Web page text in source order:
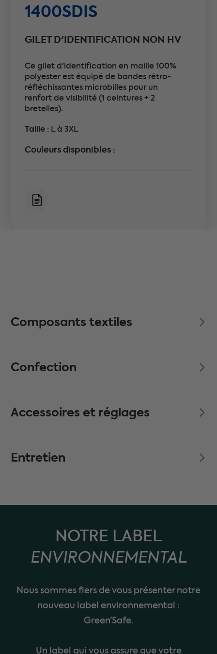
1400SDIS
GILET D'IDENTIFICATION NON HV
Ce gilet d'identification en maille 100%
polyester est équipé de bandes rétro-
réfléchissantes microbilles pour un
renfort de visibilité (1 ceintures + 2
bretelles).
Taille : L à 3XL
Couleurs disponibles :
Composants textiles
Confection
Accessoires et réglages
Entretien
NOTRE LABEL
ENVIRONNEMENTAL
Nous sommes fiers de vous présenter notre
nouveau label environnemental :
Green’Safe.
Un label qui vous assure que votre